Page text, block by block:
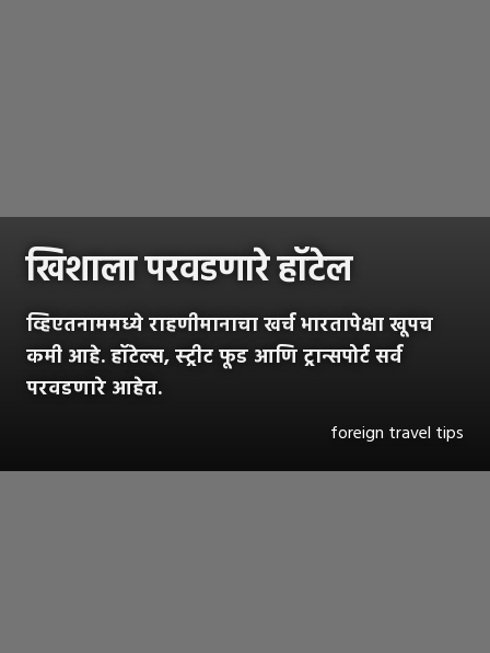
खिशाला परवडणारे हॉटेल
व्हिएतनाममध्ये राहणीमानाचा खर्च भारतापेक्षा खूपच
कमी आहे. हॉटेल्स, स्ट्रीट फूड आणि ट्रान्सपोर्ट सर्व
परवडणारे आहेत.
foreign travel tips